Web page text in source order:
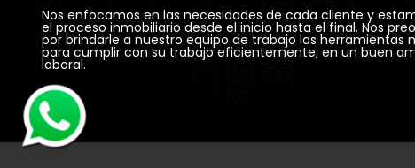
Nos enfocamos en las necesidades de cada cliente y
el proceso inmobiliario desde el inicio hasta el final. Nos
por brindarle a nuestro equipo de trabajo las herramientas
para cumplir con su trabajo eficientemente, en un buen